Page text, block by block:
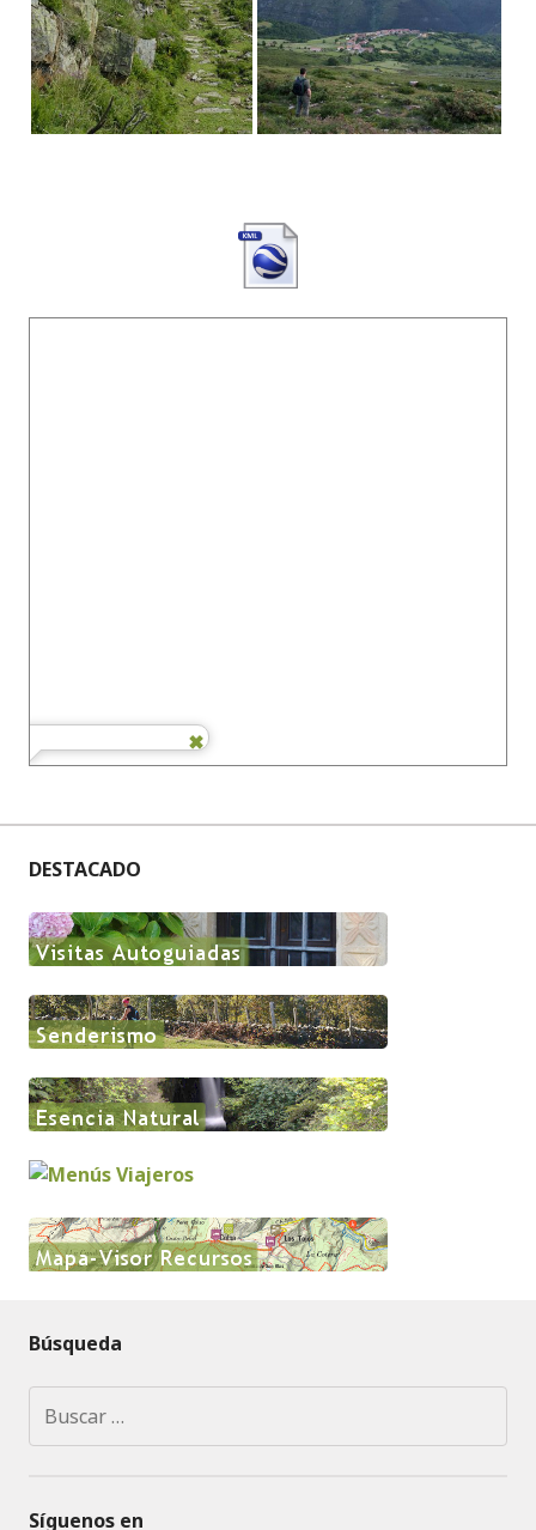
DESTACADO
Búsqueda
Síguenos en